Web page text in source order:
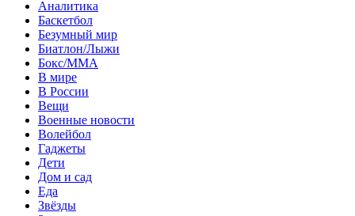
Аналитика
Баскетбол
Безумный мир
Биатлон/Лыжи
Бокс/MMA
В мире
В России
Вещи
Военные новости
Волейбол
Гаджеты
Дети
Дом и сад
Еда
Звёзды